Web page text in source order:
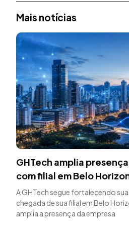
Mais notícias
GHTech amplia
com filial em Belo
A GHTech segue fortalecendo
chegada de sua filial em Belo
amplia a presença da empresa